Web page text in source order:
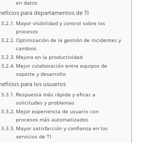
en datos
para departamentos de TI
Mayor visibilidad y control sobre los
procesos
Optimización de la gestión de incidentes y
cambios
Mejora en la productividad
Mejor colaboración entre equipos de
soporte y desarrollo
para los usuarios
Respuesta más rápida y eficaz a
solicitudes y problemas
Mejor experiencia de usuario con
procesos más automatizados
Mayor satisfacción y confianza en los
servicios de TI